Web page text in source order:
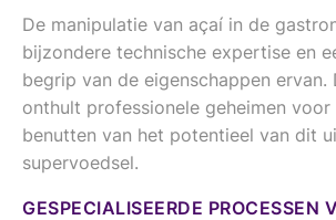
De manipulatie van açaí in de
bijzondere technische expertise en
begrip van de eigenschappen ervan.
onthult professionele geheimen
benutten van het potentieel van dit
supervoedsel.
GESPECIALISEERDE PROCESSEN